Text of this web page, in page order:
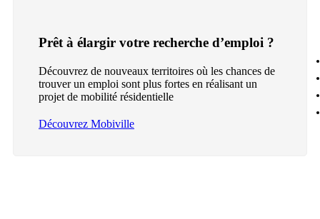
Prêt à élargir votre recherche d’emploi ?
Découvrez de nouveaux territoires où les chances de
trouver un emploi sont plus fortes en réalisant un
projet de mobilité résidentielle
Découvrez Mobiville